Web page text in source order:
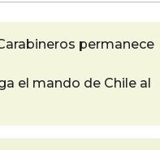
permanece
el mando de Chile al